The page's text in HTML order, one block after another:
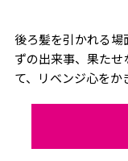
後ろ髪を引かれる
ずの出来事、果たせ
て、リベンジ心をか